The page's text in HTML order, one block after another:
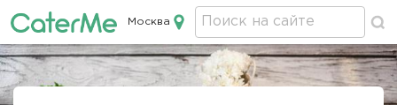
Кейтеринг в Москве
Москва
Строка